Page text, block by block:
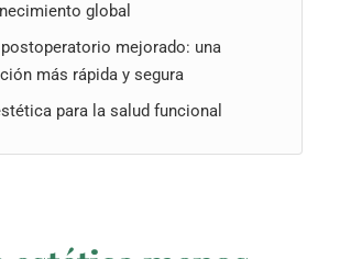
global
mejorado: una
más rápida y segura
para la salud funcional